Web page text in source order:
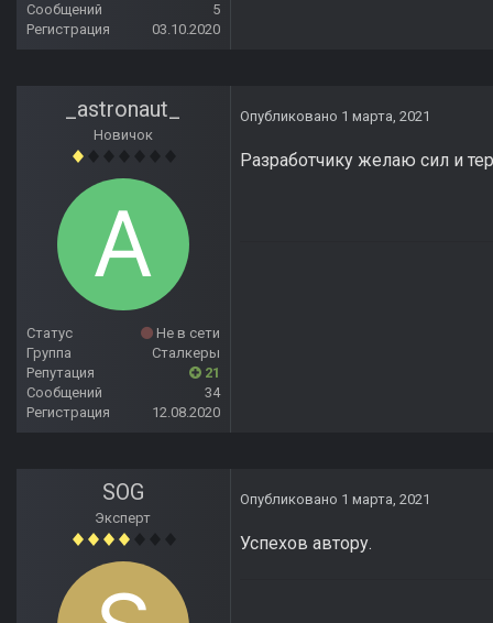
Сообщений
5
Регистрация
03.10.2020
_astronaut_
Новичок
Статус
Не в сети
Группа
Сталкеры
Репутация
21
Сообщений
34
Регистрация
12.08.2020
Опубликовано 1 марта, 2021
Разработчику желаю сил и
SOG
Эксперт
Опубликовано 1 марта, 2021
Успехов автору.